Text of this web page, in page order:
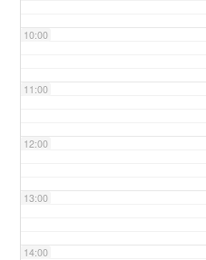
10:00
11:00
12:00
13:00
14:00